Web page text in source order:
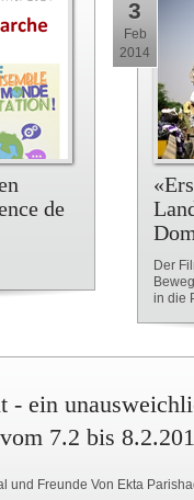
de
Der
in die
3
Feb
2014
- ein
7.2 bis
und Freunde Von Ekta